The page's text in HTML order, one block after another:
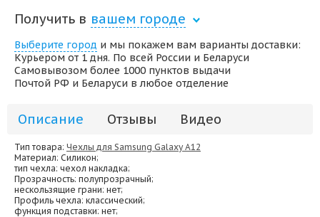
Получить в вашем городе
Выберите город и мы покажем вам варианты доставки:
Курьером от 1 дня. По всей России и Беларуси
Самовывозом более 1000 пунктов выдачи
Почтой РФ и Беларуси в любое отделение
Описание Отзывы Видео
Тип товара: Чехлы для Samsung Galaxy A12
Материал: Силикон;
тип чехла: чехол накладка;
Прозрачность: полупрозрачный;
нескользящие грани: нет;
Профиль чехла: классический;
функция подставки: нет;